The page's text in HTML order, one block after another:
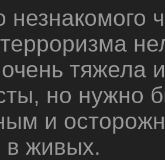
незнакомого
тяжела
но нужно
и
в живых.